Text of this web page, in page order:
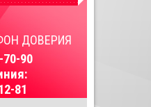
ДОВЕРИЯ
70-90
81